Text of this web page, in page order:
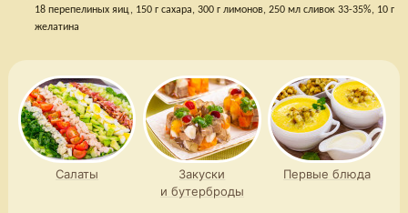
18 перепелиных яиц, 150 г сахара, 300 г лимонов, 250 мл сливок 33-35%, 10 г
желатина
Салаты
Закуски
и бутерброды
Первые блюда